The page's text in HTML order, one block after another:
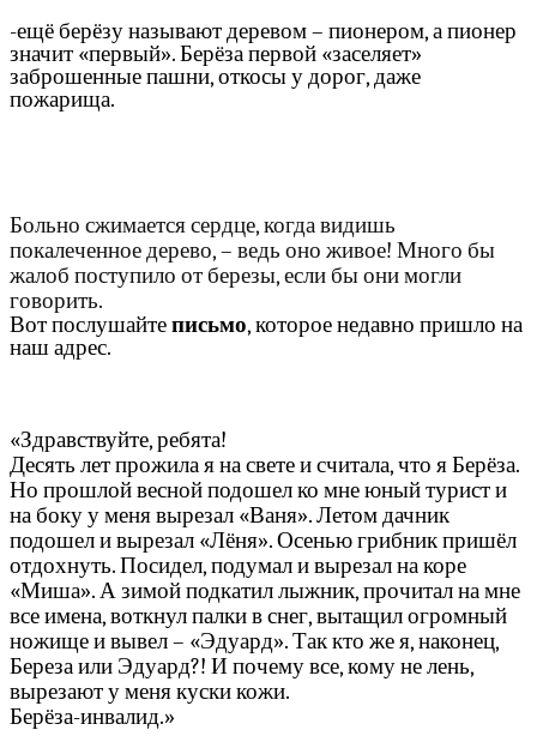
-ещё берёзу называют деревом – пионером, а пионер
значит «первый». Берёза первой «заселяет»
заброшенные пашни, откосы у дорог, даже
пожарища.
Больно сжимается сердце, когда видишь
покалеченное дерево, – ведь оно живое! Много бы
жалоб поступило от березы, если бы они могли
говорить.
Вот послушайтеписьмо, которое недавно пришло на
наш адрес.
«Здравствуйте, ребята!
Десять лет прожила я на свете и считала, что я Берёза.
Но прошлой весной подошел ко мне юный турист и
на боку у меня вырезал «Ваня». Летом дачник
подошел и вырезал «Лёня». Осенью грибник пришёл
отдохнуть. Посидел, подумал и вырезал на коре
«Миша». А зимой подкатил лыжник, прочитал на мне
все имена, воткнул палки в снег, вытащил огромный
ножище и вывел – «Эдуард». Так кто же я, наконец,
Береза или Эдуард?! И почему все, кому не лень,
вырезают у меня куски кожи.
Берёза-инвалид.»